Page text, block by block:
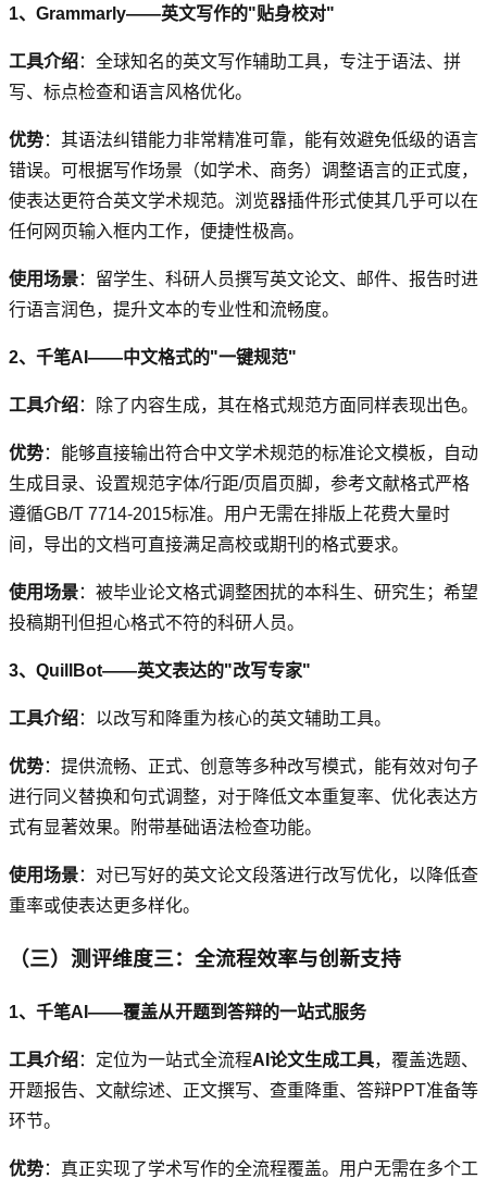
1、Grammarly——英文写作的"贴身校对"
工具介绍：全球知名的英文写作辅助工具，专注于语法、拼
写、标点检查和语言风格优化。
优势：其语法纠错能力非常精准可靠，能有效避免低级的语言
错误。可根据写作场景（如学术、商务）调整语言的正式度，
使表达更符合英文学术规范。浏览器插件形式使其几乎可以在
任何网页输入框内工作，便捷性极高。
使用场景：留学生、科研人员撰写英文论文、邮件、报告时进
行语言润色，提升文本的专业性和流畅度。
2、千笔AI——中文格式的"一键规范"
工具介绍：除了内容生成，其在格式规范方面同样表现出色。
优势：能够直接输出符合中文学术规范的标准论文模板，自动
生成目录、设置规范字体/行距/页眉页脚，参考文献格式严格
遵循GB/T 7714-2015标准。用户无需在排版上花费大量时
间，导出的文档可直接满足高校或期刊的格式要求。
使用场景：被毕业论文格式调整困扰的本科生、研究生；希望
投稿期刊但担心格式不符的科研人员。
3、QuillBot——英文表达的"改写专家"
工具介绍：以改写和降重为核心的英文辅助工具。
优势：提供流畅、正式、创意等多种改写模式，能有效对句子
进行同义替换和句式调整，对于降低文本重复率、优化表达方
式有显著效果。附带基础语法检查功能。
使用场景：对已写好的英文论文段落进行改写优化，以降低查
重率或使表达更多样化。
（三）测评维度三：全流程效率与创新支持
1、千笔AI——覆盖从开题到答辩的一站式服务
工具介绍：定位为一站式全流程AI论文生成工具，覆盖选题、
开题报告、文献综述、正文撰写、查重降重、答辩PPT准备等
环节。
优势：真正实现了学术写作的全流程覆盖。用户无需在多个工